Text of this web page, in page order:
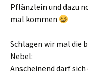
Pflänzlein und dazu
mal kommen
Schlagen wir mal die
Nebel:
Anscheinend darf